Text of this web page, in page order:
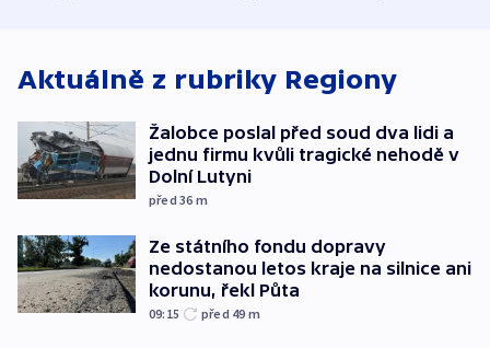
Aktuálně z rubriky Regiony
Žalobce poslal před soud dva lidi a
jednu firmu kvůli tragické nehodě v
Dolní Lutyni
před 36 m
Ze státního fondu dopravy
nedostanou letos kraje na silnice ani
korunu, řekl Půta
09:15 před 49 m